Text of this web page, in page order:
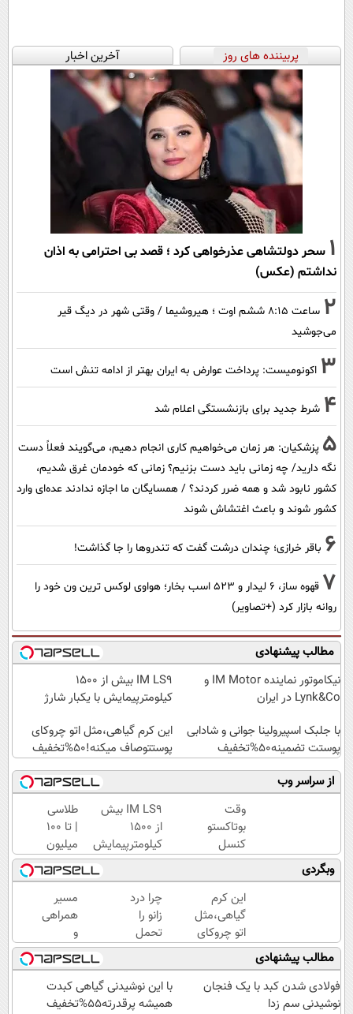
پربیننده های روز آخرین اخبار
1 سحر دولتشاهی عذرخواهی کرد ؛ قصد بی احترامی به اذان
نداشتم (عکس)
2
ساعت ۸:۱۵ ششم اوت ؛ هیروشیما / وقتی شهر در دیگ قیر
می‌جوشید
3 اکونومیست: پرداخت عوارض به ایران بهتر از ادامه تنش است
4 شرط جدید برای بازنشستگی اعلام شد
5 پزشکیان: هر زمان می‌خواهیم کاری انجام دهیم، می‌گویند فعلاً دست
نگه دارید/ چه زمانی باید دست بزنیم؟ زمانی که خودمان غرق شدیم،
کشور نابود شد و همه ضرر کردند؟ / همسایگان ما اجازه ندادند عده‌ای وارد
کشور شوند و باعث اغتشاش شوند
6 باقر خرازی؛ چندان درشت گفت که تندروها را جا گذاشت!
7
قهوه ساز، 6 لیدار و 523 اسب بخار؛ هواوی لوکس ترین ون خود را
روانه بازار کرد (+تصاویر)
مطالب پیشنهادی
نیکاموتور نماینده IM Motor و
Lynk&Co در ایران
IM LS9 بیش از 1500
کیلومترپیمایش با یکبار شارژ
با جلبک اسپیرولینا جوانی و شادابی
پوستت تضمینه50%تخفیف
این کرم گیاهی،مثل اتو چروکای
پوستتوصاف میکنه!50%تخفیف
از سراسر وب
وقت
بوتاکستو
کنسل
کن!(ضد
چروک
طبیعی/
بدون
عوارض)
IM LS9 بیش
از 1500
کیلومترپیمایش
با یکبار شارژ
طلاسی
| تا 100
میلیون
وام
آنی
خرید
طلا💰
ثبت
نام
کن!
وبگردی
این کرم
گیاهی،مثل
اتو چروکای
پوستتوصاف
میکنه!50%تخفیف
چرا درد
زانو را
تحمل
می‌کنی؟
خیلی
ساده
درمنزل
مسیر
همراهی
و
گزارش
عملکرد
گروه
اسنپ
مطالب پیشنهادی
فولادی شدن کبد با یک فنجان
نوشیدنی سم زدا
با این نوشیدنی گیاهی کبدت
همیشه پرقدرته55%تخفیف